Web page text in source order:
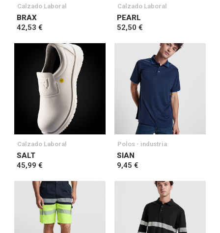
Calzado Laboral
BRAX
42,53 €
Calzado Laboral
PEARL
52,50 €
Calzado Laboral
SALT
45,99 €
Polos - industria
SIAN
9,45 €